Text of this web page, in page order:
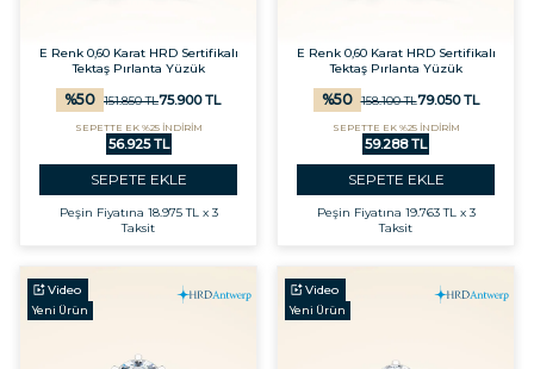
E Renk 0,60 Karat HRD Sertifikalı
Tektaş Pırlanta Yüzük
%50 151.850TL75.900TL
SEPETTE EK %25 İNDİRİM
56.925 TL
SEPETE EKLE
Peşin Fiyatına 18.975 TL x 3
Taksit
E Renk 0,60 Karat HRD Sertifikalı
Tektaş Pırlanta Yüzük
%50 158.100TL79.050TL
SEPETTE EK %25 İNDİRİM
59.288 TL
SEPETE EKLE
Peşin Fiyatına 19.763 TL x 3
Taksit
Video
Yeni Ürün
Video
Yeni Ürün